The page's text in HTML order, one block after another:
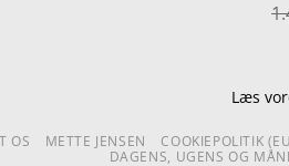
Læs
OS METTE JENSEN COOKIEPOLITIK
DAGENS, UGENS OG